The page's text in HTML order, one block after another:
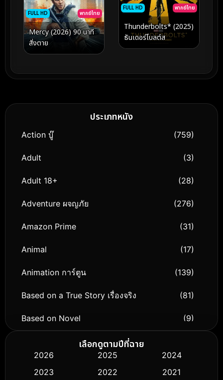
FULL HD พากย์ไทย
Mercy (2026) 90 นาที
สั่งตาย
FULL HD พากย์ไทย
Thunderbolts* (2025)
ธันเดอร์โบลต์ส
ประเภทหนัง
Action บู๊ (759)
Adult (3)
Adult 18+ (28)
Adventure ผจญภัย (276)
Amazon Prime (31)
Animal (17)
Animation การ์ตูน (139)
Based on a True Story เรื่องจริง (81)
Based on Novel (9)
Biography ชีวิตจริงเลือกดูตามปีที่ฉาย
2026 2025
2024
2023
2022
2021